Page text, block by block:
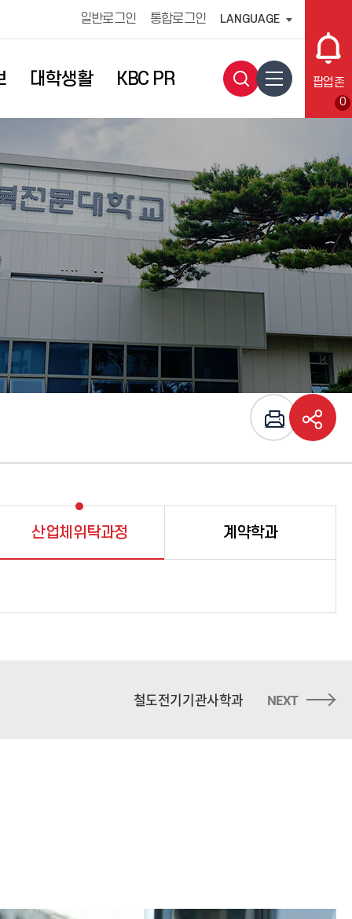
일반로그인 통합로그인 LANGUAGE
0
팝업존
대학생활 KBC PR
산업체위탁과정 계약학과
철도전기기관사학과 NEXT